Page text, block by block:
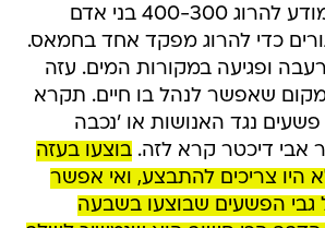
"הצבא מאשר במודע להרוג 400-300 בני אדם
כדי להרוג מפקד אחד בחמאס.
ופגיעה במקורות המים. עזה
שאפשר לנהל בו חיים. תקרא
נגד האנושות או 'נכבה
אבי דיכטר קרא לזה.בוצעו בעזה
היו צריכים להתבצע, ואי אפשר
גבי הפשעים שבוצעו בשבעה